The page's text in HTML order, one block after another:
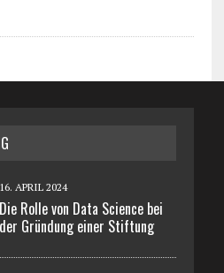
16. APRIL 2024
Die Rolle von Data Science bei
der Gründung einer Stiftung